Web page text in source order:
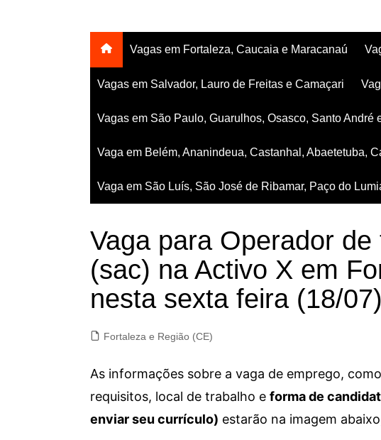
Vagas em Fortaleza, Caucaia e Maracanaú
Vagas em Salvador, Lauro de Freitas e Camaçari
Vagas em São Paulo, Guarulhos, Osasco, Santo André
Vaga em Belém, Ananindeua, Castanhal, Abaetetuba,
Vaga em São Luís, São José de Ribamar, Paço do
Vaga para Operador
(sac) na Activo X em
nesta sexta feira (18/07)
Fortaleza e Região (CE)
As informações sobre a vaga de emprego,
requisitos, local de trabalho e forma de
enviar seu currículo) estarão na imagem